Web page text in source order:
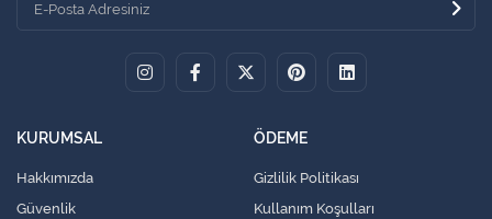
KURUMSAL
Hakkımızda
Güvenlik
ÖDEME
Gizlilik Politikası
Kullanım Koşulları